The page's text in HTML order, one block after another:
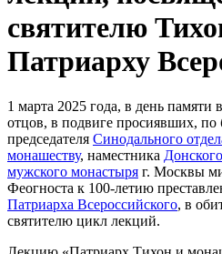
святителю
Патриарху
1 марта 2025 года, в день памяти
отцов, в подвиге просиявших, по
председателя Синодального
монашеству, наместника
мужского монастыря г. Москвы
Феогноста к 100-летию
Патриарха Всероссийского, в
святителю цикл лекций.